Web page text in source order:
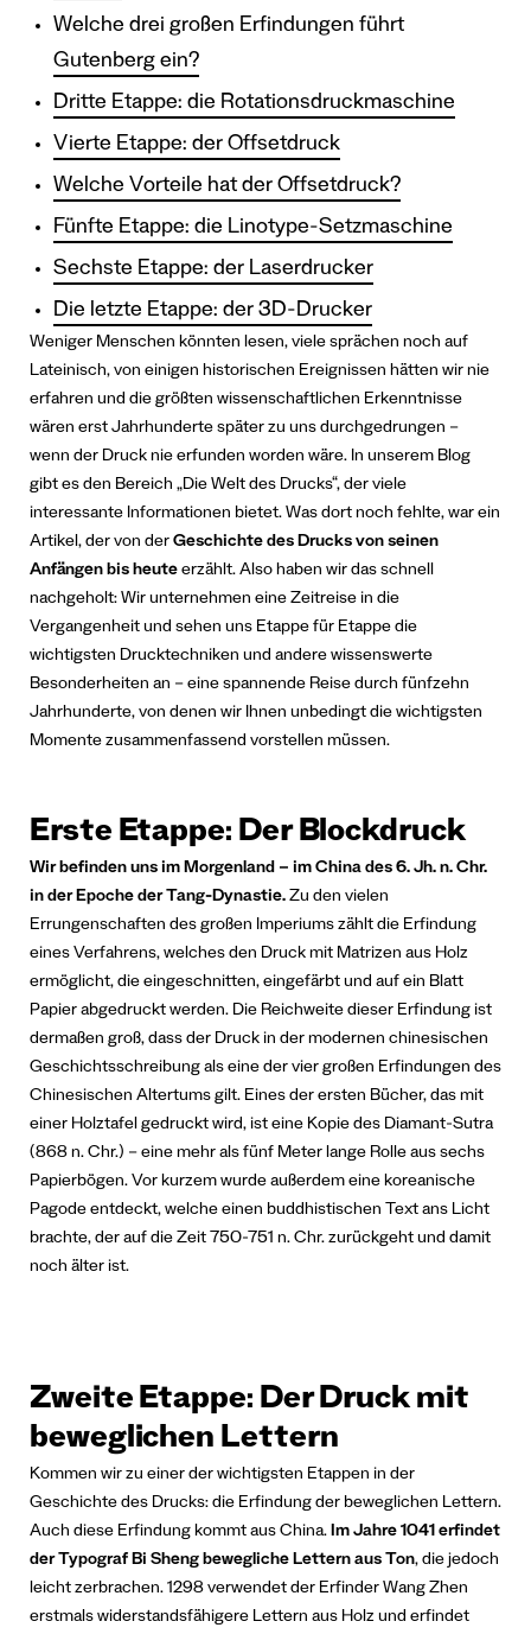
Welche drei großen Erfindungen führt
Gutenberg ein?
Dritte Etappe: die Rotationsdruckmaschine
Vierte Etappe: der Offsetdruck
Welche Vorteile hat der Offsetdruck?
Fünfte Etappe: die Linotype-Setzmaschine
Sechste Etappe: der Laserdrucker
Die letzte Etappe: der 3D-Drucker
Weniger Menschen könnten lesen, viele sprächen noch auf
Lateinisch, von einigen historischen Ereignissen hätten wir nie
erfahren und die größten wissenschaftlichen Erkenntnisse
wären erst Jahrhunderte später zu uns durchgedrungen –
wenn der Druck nie erfunden worden wäre. In unserem Blog
gibt es den Bereich „Die Welt des Drucks“, der viele
interessante Informationen bietet. Was dort noch fehlte, war ein
Artikel, der von derGeschichte des Drucks von seinen
Anfängen bis heuteerzählt. Also haben wir das schnell
nachgeholt: Wir unternehmen eine Zeitreise in die
Vergangenheit und sehen uns Etappe für Etappe die
wichtigsten Drucktechniken und andere wissenswerte
Besonderheiten an – eine spannende Reise durch fünfzehn
Jahrhunderte,von denen wir Ihnen unbedingt die wichtigsten
Momente zusammenfassend vorstellen müssen.
Erste Etappe: Der Blockdruck
Wir befinden uns im Morgenland – im China des 6. Jh. n. Chr.
in der Epoche der Tang-Dynastie.Zu den vielen
Errungenschaften des großen Imperiums zählt die Erfindung
eines Verfahrens, welches den Druck mit Matrizen aus Holz
ermöglicht, die eingeschnitten, eingefärbt und auf ein Blatt
Papier abgedruckt werden. Die Reichweite dieser Erfindung ist
dermaßen groß, dass der Druck in der modernen chinesischen
Geschichtsschreibung als eine der vier großen Erfindungen des
Chinesischen Altertums gilt. Eines der ersten Bücher, das mit
einer Holztafel gedruckt wird, ist eine Kopie des Diamant-Sutra
(868 n. Chr.) – eine mehr als fünf Meter lange Rolle aus sechs
Papierbögen. Vor kurzem wurde außerdem eine koreanische
Pagode entdeckt, welche einen buddhistischen Text ans Licht
brachte, der auf die Zeit 750-751 n. Chr. zurückgeht und damit
noch älter ist.
Zweite Etappe: Der Druck mit
beweglichen Lettern
Kommen wir zu einer der wichtigsten Etappen in der
Geschichte des Drucks: die Erfindung der beweglichen Lettern.
Auch diese Erfindung kommt aus China.Im Jahre 1041 erfindet
der Typograf Bi Sheng bewegliche Lettern aus Ton, die jedoch
leicht zerbrachen. 1298 verwendet der Erfinder Wang Zhen
erstmals widerstandsfähigere Lettern aus Holz und erfindet